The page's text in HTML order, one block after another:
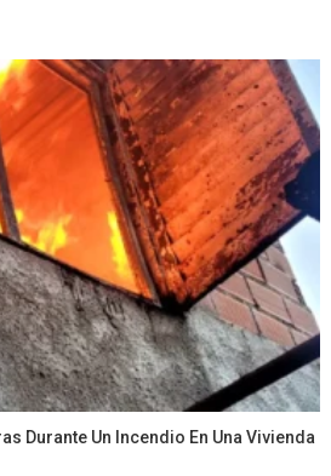
Durante Un Incendio En Una Vivienda